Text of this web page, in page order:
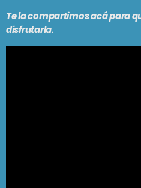
EN VIVO AHORA!
Te la compartimos acá para
disfrutarla.